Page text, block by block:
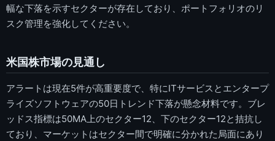
幅な下落を示すセクターが存在しており、ポートフォリオのリ
スク管理を強化してください。
米国株市場の見通し
アラートは現在5件が高重要度で、特にITサービスとエンタープ
ライズソフトウェアの50日トレンド下落が懸念材料です。ブレ
ッドス指標は50MA上のセクター12、下のセクター12と拮抗し
ており、マーケットはセクター間で明確に分かれた局面にあり